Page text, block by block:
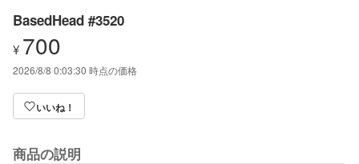
BasedHead #3520
¥ 700
2026/8/8 0:03:30 時点の価格
いいね！
商品の説明